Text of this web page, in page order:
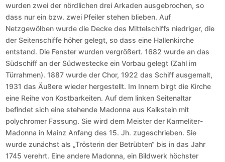
wurden zwei der nördlichen drei Arkaden ausgebrochen, so
dass nur ein bzw. zwei Pfeiler stehen blieben. Auf
Netzgewölben wurde die Decke des Mittelschiffs niedriger, die
der Seitenschiffe höher gelegt, so dass eine Hallenkirche
entstand. Die Fenster wurden vergrößert. 1682 wurde an das
Südschiff an der Südwestecke ein Vorbau gelegt (Zahl im
Türrahmen). 1887 wurde der Chor, 1922 das Schiff ausgemalt,
1931 das Äußere wieder hergestellt. Im Innern birgt die Kirche
eine Reihe von Kostbarkeiten. Auf dem linken Seitenaltar
befindet sich eine stehende Madonna aus Kalkstein mit
polychromer Fassung. Sie wird dem Meister der Karmeliter-
Madonna in Mainz Anfang des 15. Jh. zugeschrieben. Sie
wurde zunächst als „Trösterin der Betrübten“ bis in das Jahr
1745 verehrt. Eine andere Madonna, ein Bildwerk höchster